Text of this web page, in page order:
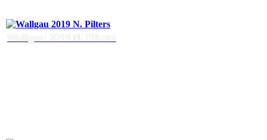
Wallgau 2019 N. Pilters